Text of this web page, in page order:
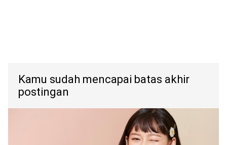
Kamu sudah mencapai batas akhir
postingan